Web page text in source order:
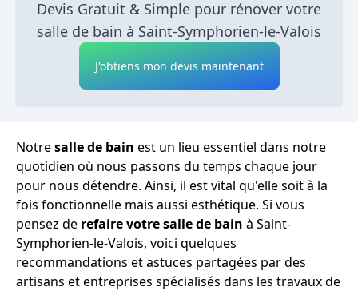
Devis Gratuit & Simple pour rénover votre
salle de bain à Saint-Symphorien-le-Valois
J'obtiens mon devis maintenant
Notresalle de bain est un lieu essentiel dans notre
quotidien où nous passons du temps chaque jour
pour nous détendre. Ainsi, il est vital qu'elle soit à la
fois fonctionnelle mais aussi esthétique. Si vous
pensez de refaire votre salle de bain à Saint-
Symphorien-le-Valois, voici quelques
recommandations et astuces partagées par des
artisans et entreprises spécialisés dans les travaux de